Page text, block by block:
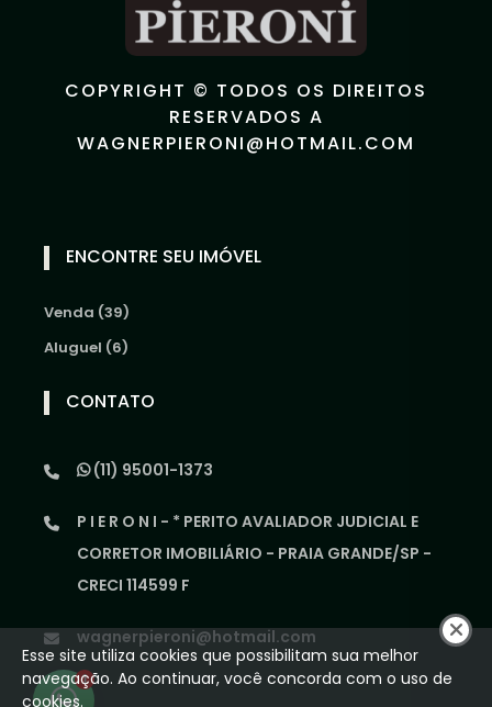
COPYRIGHT © TODOS OS DIREITOS
RESERVADOS A
WAGNERPIERONI@HOTMAIL.COM
ENCONTRE SEU IMÓVEL
Venda (39)
Aluguel (6)
CONTATO
(11) 95001-1373
P I E R O N I - * PERITO AVALIADOR JUDICIAL E
CORRETOR IMOBILIÁRIO - PRAIA GRANDE/SP -
CRECI 114599 F
wagnerpieroni@hotmail.com
1
Esse site utiliza cookies que possibilitam sua melhor
navegação. Ao continuar, você concorda com o uso de
cookies.